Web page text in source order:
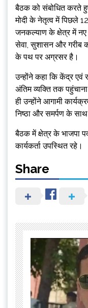
बैठक को संबोधित करते
मोदी के नेतृत्व में पिछले
जनकल्याण के क्षेत्र में नए
सेवा, सुशासन और गरीब
के पथ पर अग्रसर है।
उन्होंने कहा कि केंद्र एवं
अंतिम व्यक्ति तक
ही उन्होंने आगामी
निष्ठा और समर्पण के
बैठक में क्षेत्र के भाजपा
कार्यकर्ता उपस्थित रहे।
Share